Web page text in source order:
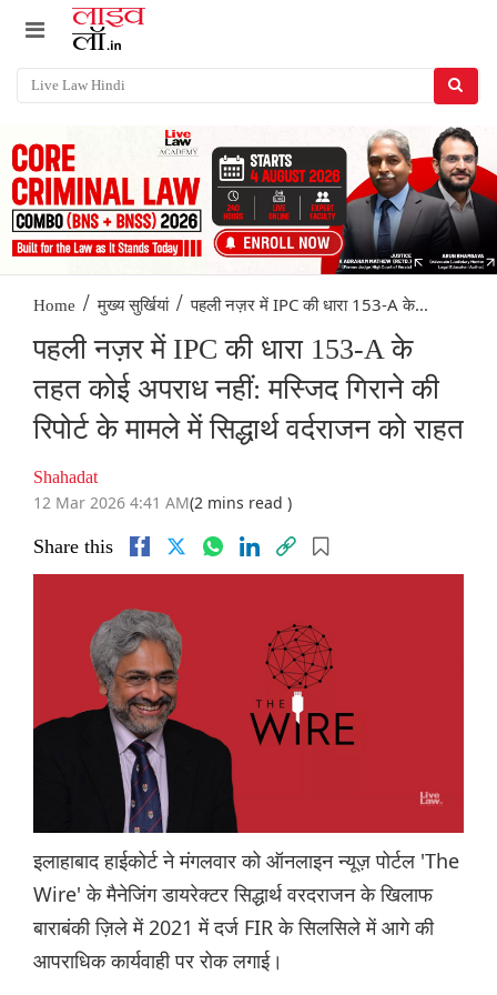
Home / मुख्य सुर्खियां / पहली नज़र में IPC की धारा 153-A के...
पहली नज़र में IPC की धारा 153-A के
तहत कोई अपराध नहीं: मस्जिद गिराने की
रिपोर्ट के मामले में सिद्धार्थ वर्दराजन को राहत
Shahadat
12 Mar 2026 4:41 AM(2 mins read )
Share this
इलाहाबाद हाईकोर्ट ने मंगलवार को ऑनलाइन न्यूज़ पोर्टल 'The
Wire' के मैनेजिंग डायरेक्टर सिद्धार्थ वरदराजन के खिलाफ
बाराबंकी ज़िले में 2021 में दर्ज FIR के सिलसिले में आगे की
आपराधिक कार्यवाही पर रोक लगाई।